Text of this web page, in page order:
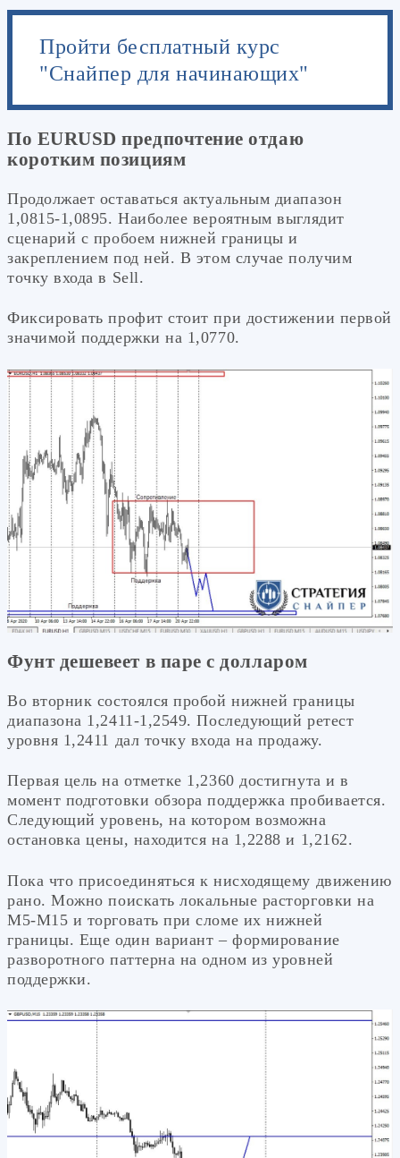
Пройти бесплатный курс
"Снайпер для начинающих"
По EURUSD предпочтение отдаю
коротким позициям
Продолжает оставаться актуальным диапазон
1,0815-1,0895. Наиболее вероятным выглядит
сценарий с пробоем нижней границы и
закреплением под ней. В этом случае получим
точку входа в Sell.
Фиксировать профит стоит при достижении первой
значимой поддержки на 1,0770.
Фунт дешевеет в паре с долларом
Во вторник состоялся пробой нижней границы
диапазона 1,2411-1,2549. Последующий ретест
уровня 1,2411 дал точку входа на продажу.
Первая цель на отметке 1,2360 достигнута и в
момент подготовки обзора поддержка пробивается.
Следующий уровень, на котором возможна
остановка цены, находится на 1,2288 и 1,2162.
Пока что присоединяться к нисходящему движению
рано. Можно поискать локальные расторговки на
М5-М15 и торговать при сломе их нижней
границы. Еще один вариант – формирование
разворотного паттерна на одном из уровней
поддержки.